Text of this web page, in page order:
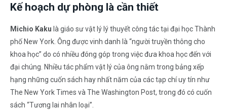
Kế hoạch dự phòng là cần thiết
Michio Kaku là giáo sư vật lý lý thuyết công tác tại đại học Thành
phố New York. Ông được vinh danh là “người truyền thông cho
khoa học” do có nhiều đóng góp trong việc đưa khoa học đến với
đại chúng. Nhiều tác phẩm vật lý của ông nằm trong bảng xếp
hạng những cuốn sách hay nhất năm của các tạp chí uy tín như
The New York Times và The Washington Post, trong đó có cuốn
sách “Tương lai nhân loại”.